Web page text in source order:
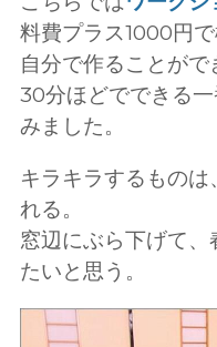
料費プラス1000円
自分で作ることがで
30分ほどでできる
みました。
キラキラするものは
れる。
窓辺にぶら下げて
たいと思う。